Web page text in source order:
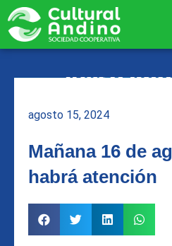
contenido
agosto 15, 2024
Mañana 16 de
habrá atención